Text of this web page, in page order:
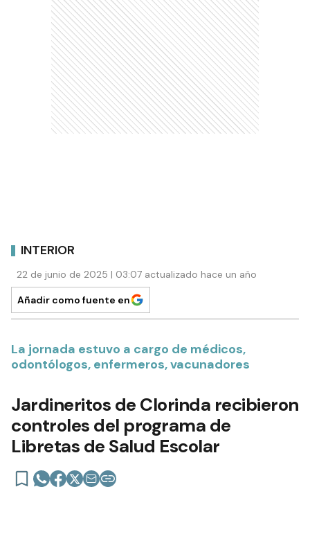
INTERIOR
22 de junio de 2025 | 03:07 actualizado hace un año
Añadir como fuente en
La jornada estuvo a cargo de médicos,
odontólogos, enfermeros, vacunadores
Jardineritos de Clorinda recibieron
controles del programa de
Libretas de Salud Escolar